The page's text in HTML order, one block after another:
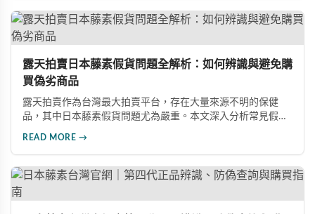
足睡眠等健康生活方式。
露天拍賣日本藤素假貨問題全解析：如何辨識與避免購
買偽劣商品
露天拍賣作為台灣最大拍賣平台，存在大量來源不明的保健
品，其中日本藤素假貨問題尤為嚴重。本文深入分析常見假貨
READ MORE →